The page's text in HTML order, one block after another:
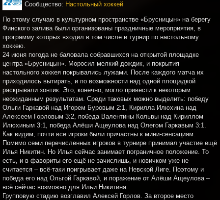
Сообщество: Настольный хоккей
По этому случаю в культурном пространстве «Брусницын» на берегу
Финского залива были организованы праздничные мероприятия, в
программу которых входил в том числе и турнир по настольному
хоккею.
24 июня погода не баловала собравшихся на открытой площадке
центра «Брусницын». Моросил мелкий дождик, и покрытия
настольного хоккея покрывались лужами. После каждого матча их
приходилось вытирать, и по возможности над одной площадкой
раскрывали зонтик. Это, конечно, могло привести к некоторым
неожиданным результатам. Среди таковых можно выделить: победу
Ольги Гаркавой над Игорем Буровым 2:1, Кирилла Илюхина над
Алексеем Горловым 3:2, победа Валентины Кольвы над Кириллом
Илюхиным 3:1, победа Алёши Ащеулова над Олегом Гаркавым 3:1.
Как видим, почти все игроки были причастны к мини-сенсациям.
Помимо семи перечисленных игроков в турнире принимал участие ещё
Илья Никитин. Но Илья сейчас занимает пограничное положение. То
есть, и в фавориты его ещё не зачислишь, и новичком уже не
считается – всё-таки поигрывает даже на Невской Лиге. Поэтому и
победа его над Ольгой Гаркавой, и поражение от Алёши Ащеулова –
всё сейчас возможно для Ильи Никитина.
Групповую стадию возглавил Алексей Горлов. За второе место